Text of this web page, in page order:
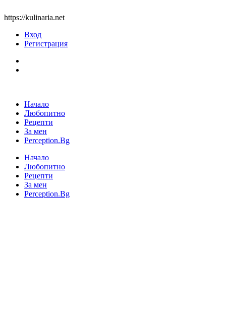
https://kulinaria.net
Вход
Регистрация
Начало
Любопитно
Рецепти
За мен
Perception.Bg
Начало
Любопитно
Рецепти
За мен
Perception.Bg